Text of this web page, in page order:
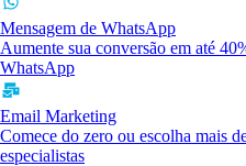
Mensagem de WhatsApp
Aumente sua conversão em até
WhatsApp
Email Marketing
Comece do zero ou escolha mais
especialistas